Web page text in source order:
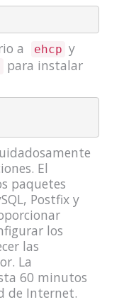
a ehcp y
para instalar
El
paquetes
Postfix y
los
las
La
60 minutos
de Internet.